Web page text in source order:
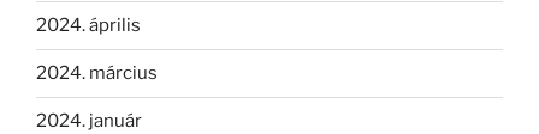
2024. április
2024. március
2024. január